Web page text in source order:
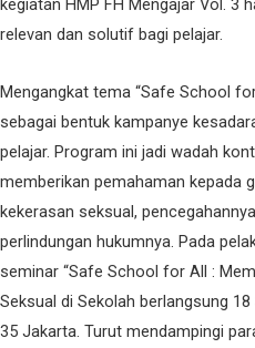
kegiatan HMP FH Mengajar Vol. 3
relevan dan solutif bagi pelajar.
Mengangkat tema “Safe School
sebagai bentuk kampanye
pelajar. Program ini jadi wadah
memberikan pemahaman kepada
kekerasan seksual,
perlindungan hukumnya. Pada
seminar “Safe School for All :
Seksual di Sekolah berlangsung
35 Jakarta. Turut mendampingi